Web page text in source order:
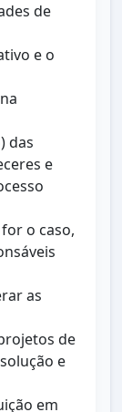
de
e o
das
e
o caso,
as
de
e
em